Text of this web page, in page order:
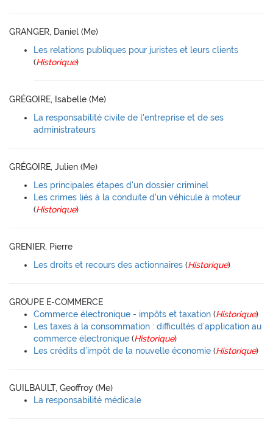
GRANGER, Daniel (Me)
Les relations publiques pour juristes et leurs clients
(Historique)
GRÉGOIRE, Isabelle (Me)
La responsabilité civile de l'entreprise et de ses
administrateurs
GRÉGOIRE, Julien (Me)
Les principales étapes d'un dossier criminel
Les crimes liés à la conduite d'un véhicule à moteur
(Historique)
GRENIER, Pierre
Les droits et recours des actionnaires (Historique)
GROUPE E-COMMERCE
Commerce électronique - impôts et taxation (Historique)
Les taxes à la consommation : difficultés d’application au
commerce électronique (Historique)
Les crédits d’impôt de la nouvelle économie (Historique)
GUILBAULT, Geoffroy (Me)
La responsabilité médicale